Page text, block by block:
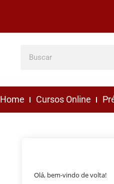
Home Cursos Online
Olá, bem-vindo de volta!